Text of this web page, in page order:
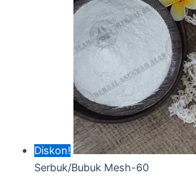
Diskon!
Serbuk/Bubuk Mesh-60